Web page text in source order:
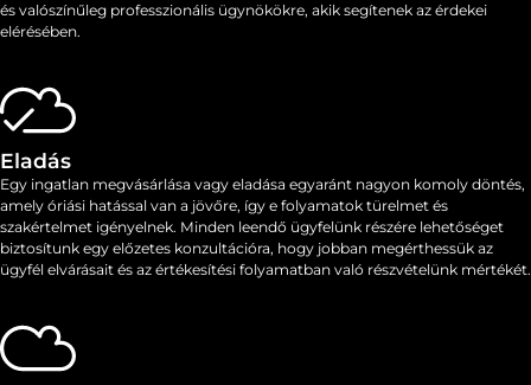
és valószínűleg professzionális ügynökökre, akik segítenek az érdekei
elérésében.
Eladás
Egy ingatlan megvásárlása vagy eladása egyaránt nagyon komoly döntés,
amely óriási hatással van a jövőre, így e folyamatok ​​türelmet és
szakértelmet igényelnek. Minden leendő ügyfelünk részére lehetőséget
biztosítunk egy előzetes konzultációra, hogy jobban megérthessük az
ügyfél elvárásait és az értékesítési folyamatban való részvételünk mértékét.